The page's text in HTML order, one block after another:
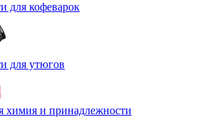
для кофеварок
для утюгов
химия и принадлежности